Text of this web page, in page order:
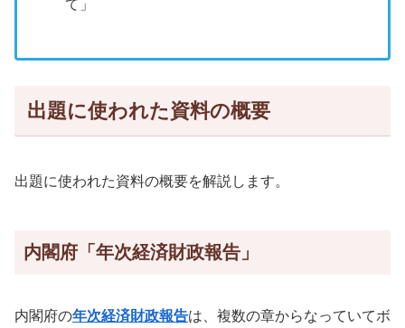
て」
出題に使われた資料の概要
出題に使われた資料の概要を解説します。
内閣府「年次経済財政報告」
内閣府の年次経済財政報告は、複数の章からなっていてボ